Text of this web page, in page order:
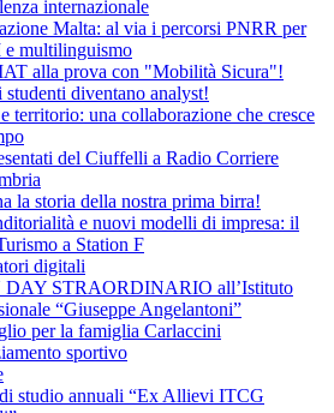
internazionale
Malta: al via i percorsi PNRR per
e multilinguismo
alla prova con "Mobilità Sicura"!
studenti diventano analyst!
territorio: una collaborazione che cresce
del Ciuffelli a Radio Corriere
la storia della nostra prima birra!
e nuovi modelli di impresa: il
a Station F
digitali
DAY STRAORDINARIO all’Istituto
“Giuseppe Angelantoni”
per la famiglia Carlaccini
sportivo
studio annuali “Ex Allievi ITCG